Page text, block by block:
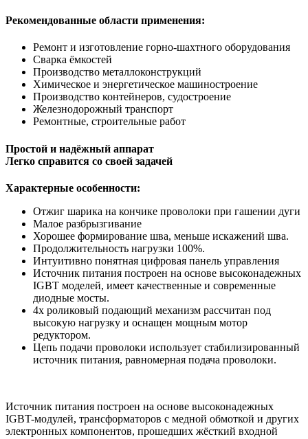
Рекомендованные области применения:
Ремонт и изготовление горно-шахтного оборудования
Сварка ёмкостей
Производство металлоконструкций
Химическое и энергетическое машиностроение
Производство контейнеров, судостроение
Железнодорожный транспорт
Ремонтные, строительные работ
Простой и надёжный аппарат
Легко справится со своей задачей
Характерные особенности:
Отжиг шарика на кончике проволоки при гашении дуги
Малое разбрызгивание
Хорошее формирование шва, меньше искажений шва.
Продолжительность нагрузки 100%.
Интуитивно понятная цифровая панель управления
Источник питания построен на основе высоконадежных
IGBT моделей, имеет качественные и современные
диодные мосты.
4х роликовый подающий механизм рассчитан под
высокую нагрузку и оснащен мощным мотор
редуктором.
Цепь подачи проволоки использует стабилизированный
источник питания, равномерная подача проволоки.
Источник питания построен на основе высоконадежных
IGBT-модулей, трансформаторов с медной обмоткой и других
электронных компонентов, прошедших жёсткий входной